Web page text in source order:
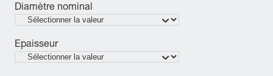
Diamètre nominal
Epaisseur